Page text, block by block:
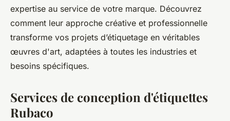
expertise au service de votre marque. Découvrez
comment leur approche créative et professionnelle
transforme vos projets d’étiquetage en véritables
œuvres d'art, adaptées à toutes les industries et
besoins spécifiques.
Services de conception d'étiquettes
Rubaco